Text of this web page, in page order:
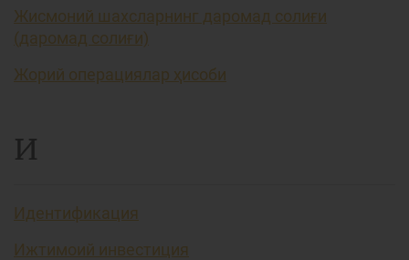
Жисмоний шахсларнинг даромад солиғи
(даромад солиғи)
Жорий операциялар ҳисоби
И
Идентификация
Ижтимоий инвестиция